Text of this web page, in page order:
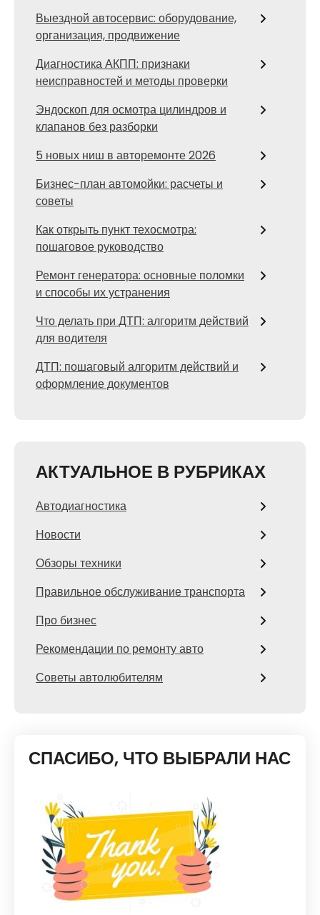
Выездной автосервис: оборудование,
организация, продвижение
Диагностика АКПП: признаки
неисправностей и методы проверки
Эндоскоп для осмотра цилиндров и
клапанов без разборки
5 новых ниш в авторемонте 2026
Бизнес-план автомойки: расчеты и
советы
Как открыть пункт техосмотра:
пошаговое руководство
Ремонт генератора: основные поломки
и способы их устранения
Что делать при ДТП: алгоритм действий
для водителя
ДТП: пошаговый алгоритм действий и
оформление документов
АКТУАЛЬНОЕ В РУБРИКАХ
Автодиагностика
Новости
Обзоры техники
Правильное обслуживание транспорта
Про бизнес
Рекомендации по ремонту авто
Советы автолюбителям
СПАСИБО, ЧТО ВЫБРАЛИ НАС